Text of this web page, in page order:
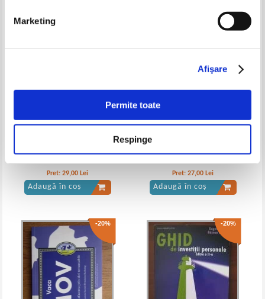
Marketing
Afişare
Permite toate
Respinge
Pret:29,00 Lei
Adaugă în coș
Pret:27,00 Lei
Adaugă în coș
-20% -20%